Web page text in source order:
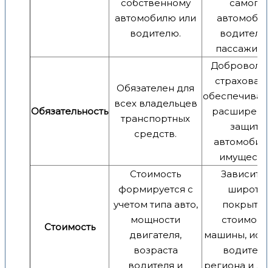
собственному
автомобилю или
водителю.
самого
водителя
Обязательность
Обязателен для
всех владельцев
транспортных
средств.
защиту
Стоимость
Стоимость
формируется с
учетом типа авто,
мощности
двигателя,
возраста
водителя и
Зависит от
широты
покрытия,
стоимости
машины,
водителя,
региона и